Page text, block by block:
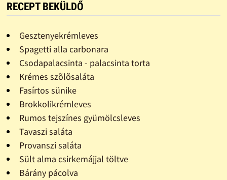
RECEPT BEKÜLDŐ
Gesztenyekrémleves
Spagetti alla carbonara
Csodapalacsinta - palacsinta torta
Krémes szõlõsaláta
Fasírtos sünike
Brokkolikrémleves
Rumos tejszínes gyümölcsleves
Tavaszi saláta
Provanszi saláta
Sült alma csirkemájjal töltve
Bárány pácolva